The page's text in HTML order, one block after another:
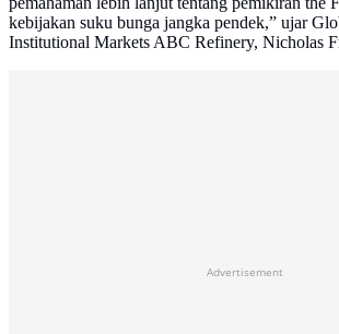
kebijakan suku bunga jangka pendek,” ujar
Institutional Markets ABC Refinery, Nicholas
Advertisement